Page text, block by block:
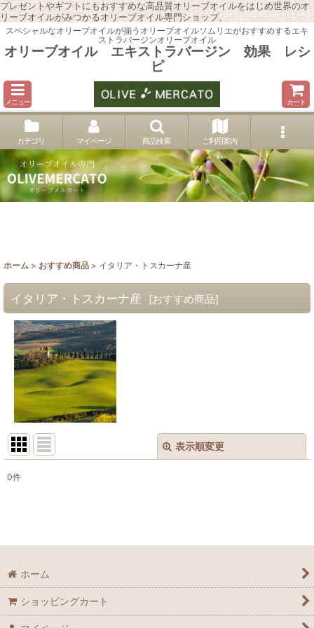
プレゼントやギフトにもおすすめな高品質オリーブオイルをはじめ世界のオ
リーブオイルがみつかるオリーブオイル専門ショップ。
スペシャルなオリーブオイルが揃うオリーブオイルソムリエがおすすめするエキ
ストラバージンオリーブオイル
オリーブオイル エキストラバージン 効果 レシ
ピ
メニュー カート
カテゴリ マイページ 商品検索 ご利用案内
ホーム > おすすめ商品 > イタリア・トスカーナ産
イタリア・トスカーナ産 [おすすめ商品]
表示順変更
0件
ホーム
ショッピングカート